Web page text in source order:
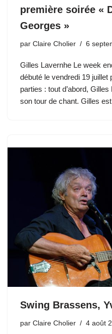
première soirée «
Georges »
par Claire Cholier 6
Gilles Lavernhe Le week
débuté le vendredi 19 juillet
parties : tout d’abord,
son tour de chant. Gilles
Swing Brassens,
par Claire Cholier 4 août